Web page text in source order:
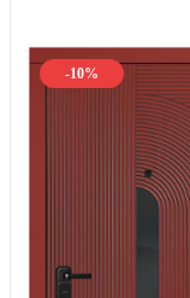
-10%